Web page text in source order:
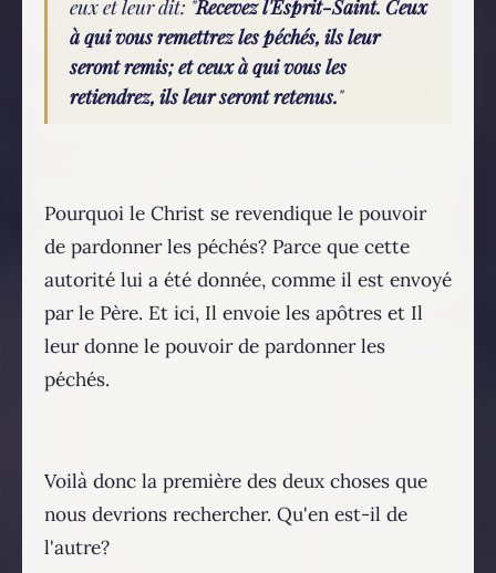
eux et leur dit: "Recevez l'Esprit-Saint. Ceux
à qui vous remettrez les péchés, ils leur
seront remis; et ceux à qui vous les
retiendrez, ils leur seront retenus."
Pourquoi le Christ se revendique le pouvoir
de pardonner les péchés? Parce que cette
autorité lui a été donnée, comme il est envoyé
par le Père. Et ici, Il envoie les apôtres et Il
leur donne le pouvoir de pardonner les
péchés.
Voilà donc la première des deux choses que
nous devrions rechercher. Qu'en est-il de
l'autre?